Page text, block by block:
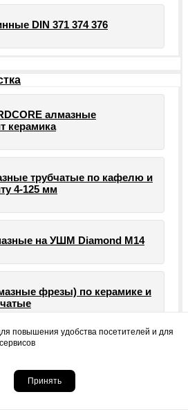
DIN 371 374 376
алмазные
керамика
трубчатые по кафелю и
4-125 мм
на УШМ Diamond М14
фрезы) по керамике и
повышения удобства посетителей и для
Принять